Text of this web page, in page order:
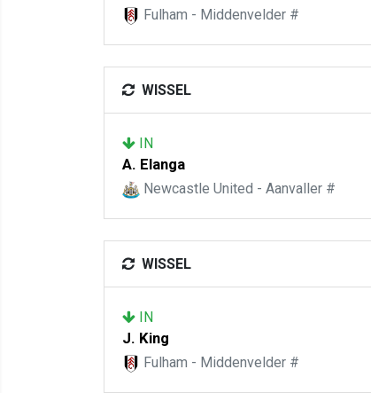
Fulham - Middenvelder #
WISSEL
IN
A. Elanga
Newcastle United - Aanvaller #
WISSEL
IN
J. King
Fulham - Middenvelder #